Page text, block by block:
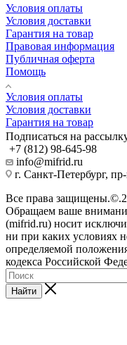
Условия оплаты
Условия доставки
Гарантия на товар
Правовая информация
Публичная оферта
Помощь
Условия оплаты
Условия доставки
Гарантия на товар
Подписаться на
+7 (812) 98-645-98
info@mifrid.ru
г. Санкт-Петербург,
Все права
Обращаем ваше
(mifrid.ru) носит
ни при каких условиях
определяемой
кодекса Российской
Найти